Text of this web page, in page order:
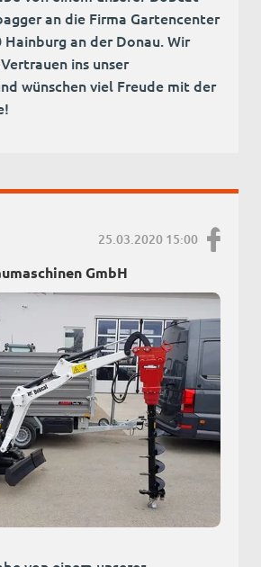
an die Firma Gartencenter
Hainburg an der Donau. Wir
ins unser
wünschen viel Freude mit der
25.03.2020 15:00
GmbH